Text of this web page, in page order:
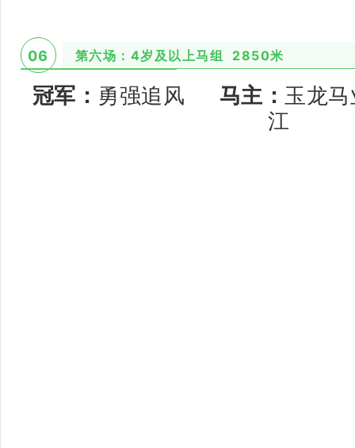
06 第六场：4岁及以上马组 2850米
冠军： 勇强追风 马主： 玉龙
江